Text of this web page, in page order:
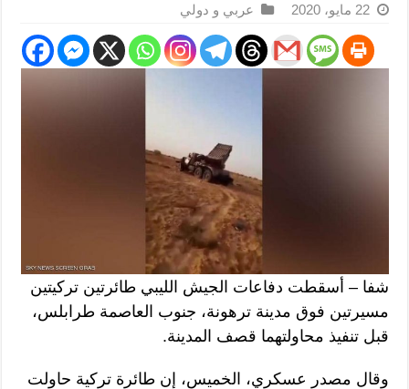
22 مايو، 2020 عربي و دولي
شفا – أسقطت دفاعات الجيش الليبي طائرتين تركيتين
مسيرتين فوق مدينة ترهونة، جنوب العاصمة طرابلس،
قبل تنفيذ محاولتهما قصف المدينة.
وقال مصدر عسكري، الخميس، إن طائرة تركية حاولت